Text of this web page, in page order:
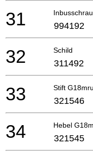
31 994192
Schild
32 311492
Stift
33 321546
Hebel
34 321545